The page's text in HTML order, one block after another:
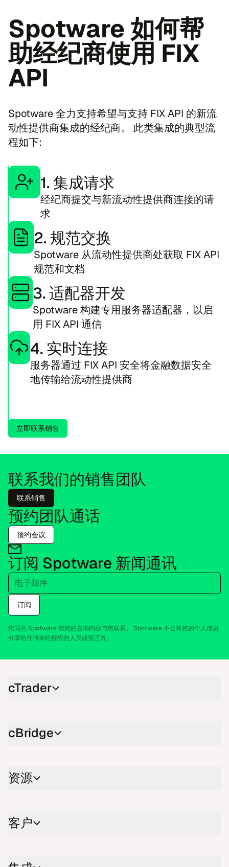
Spo​twa​re 如何帮
助经纪商使用 FIX
API
Spo​twa​re 全力支持希望与支持 FIX API 的新流
动性提供商集成的经纪商。 此类集成的典型流
程如下:
1. 集成请求
经纪商提交与新流动性提供商连接的请
求
2. 规范交换
Spo​twa​re 从流动性提供商处获取 FIX API
规范和文档
3. 适配器开发
Spo​twa​re 构建专用服务器适配器，以启
用 FIX API 通信
4. 实时连接
服务器通过 FIX API 安全将金融数据安全
地传输给流动性提供商
立即联系销售
联系我们的销售团队
联系销售
预约团队通话
预约会议
订阅 Spo​twa​re 新闻通讯
电子邮件
订阅
您同意 Spo​twa​re 就您的咨询内容与您联系。 Spo​twa​re 不会将您的个人信息
分享给任何未经授权的人员或第三方。
cTra​der
cBri​d​ge
资源
客户